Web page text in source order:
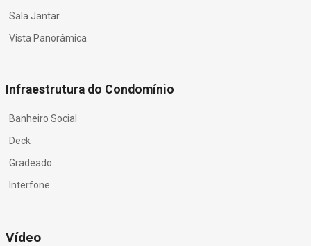
Sala Jantar
Vista Panorâmica
Infraestrutura do Condomínio
Banheiro Social
Deck
Gradeado
Interfone
Vídeo